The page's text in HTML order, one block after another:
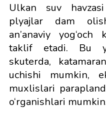
Ulkan suv
plyajlar dam
an’anaviy
taklif etadi. Bu
skuterda,
uchishi mumkin,
muxlislari
o‘rganishlari